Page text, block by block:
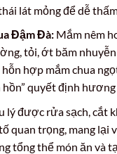
lát mỏng để dễ
Đậm Đà:Mắm nêm
tỏi, ớt băm
hợp mắm chua
hồn” quyết định hương
lý được rửa sạch, cắt
quan trọng, mang lại
tổng thể món ăn và